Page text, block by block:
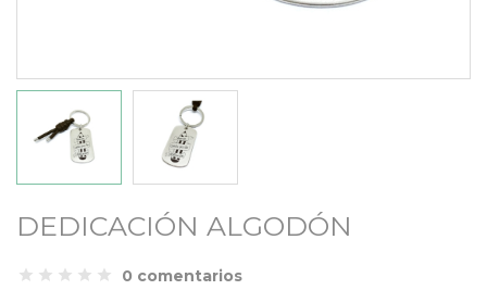
DEDICACIÓN ALGODÓN
0 comentarios